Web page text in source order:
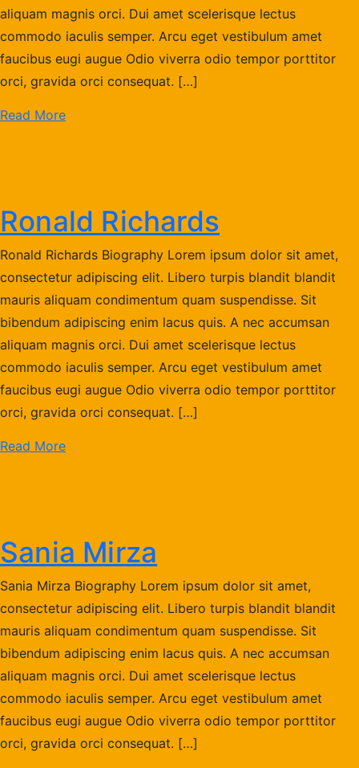
aliquam magnis orci. Dui amet scelerisque lectus
commodo iaculis semper. Arcu eget vestibulum amet
faucibus eugi augue Odio viverra odio tempor porttitor
orci, gravida orci consequat. […]
Read More
Ronald Richards
Ronald Richards Biography Lorem ipsum dolor sit amet,
consectetur adipiscing elit. Libero turpis blandit blandit
mauris aliquam condimentum quam suspendisse. Sit
bibendum adipiscing enim lacus quis. A nec accumsan
aliquam magnis orci. Dui amet scelerisque lectus
commodo iaculis semper. Arcu eget vestibulum amet
faucibus eugi augue Odio viverra odio tempor porttitor
orci, gravida orci consequat. […]
Read More
Sania Mirza
Sania Mirza Biography Lorem ipsum dolor sit amet,
consectetur adipiscing elit. Libero turpis blandit blandit
mauris aliquam condimentum quam suspendisse. Sit
bibendum adipiscing enim lacus quis. A nec accumsan
aliquam magnis orci. Dui amet scelerisque lectus
commodo iaculis semper. Arcu eget vestibulum amet
faucibus eugi augue Odio viverra odio tempor porttitor
orci, gravida orci consequat. […]